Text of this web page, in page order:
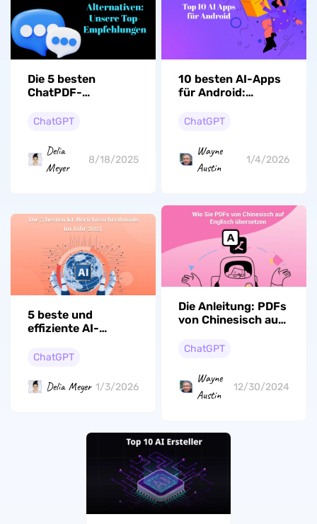
Die 5 besten
ChatPDF-
Empfehlungen
ChatGPT
Delia
Meyer
8/18/2025
10 besten AI-Apps
für Android:
Top-Auswahl
ChatGPT
Wayne
Austin
1/4/2026
5 beste und
effiziente AI-
ChatGPT
Delia Meyer 1/3/2026
Die Anleitung: PDFs
von Chinesisch auf
übersetzen
ChatGPT
Wayne
Austin
12/30/2024